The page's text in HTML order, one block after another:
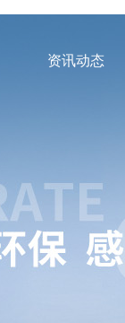
资讯动态